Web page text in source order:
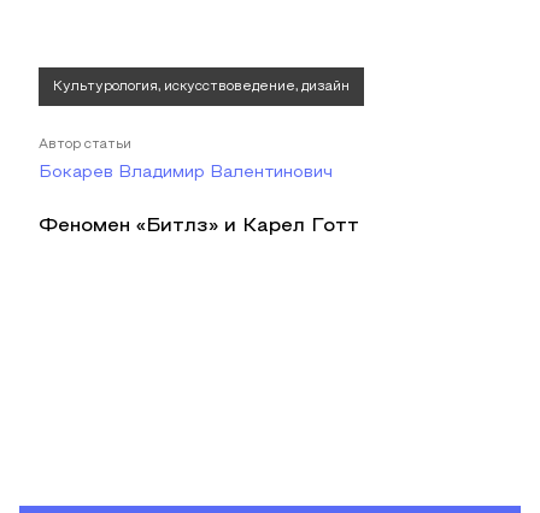
Культурология, искусствоведение, дизайн
Автор статьи
Бокарев Владимир Валентинович
Феномен «Битлз» и Карел Готт